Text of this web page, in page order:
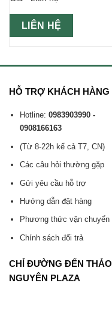
LIÊN HỆ
HỖ TRỢ KHÁCH HÀNG
Hotline: 0983903990 -
0908166163
(Từ 8-22h kể cả T7, CN)
Các câu hỏi thường gặp
Gửi yêu cầu hỗ trợ
Hướng dẫn đặt hàng
Phương thức vận chuyển
Chính sách đổi trả
CHỈ ĐƯỜNG ĐẾN THẢO
NGUYÊN PLAZA